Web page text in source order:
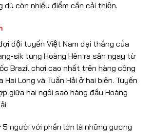
dù còn nhiều điểm cần cải thiện.
đội tuyển Việt Nam đại thắng của
sik tung Hoàng Hên ra sân ngay từ
Brazil chơi cao nhất trên hàng công
Long và Tuấn Hải ở hai biên. Tuyến
giữa hai ngôi sao hàng đầu Hoàng
5 người với phần lớn là những gương